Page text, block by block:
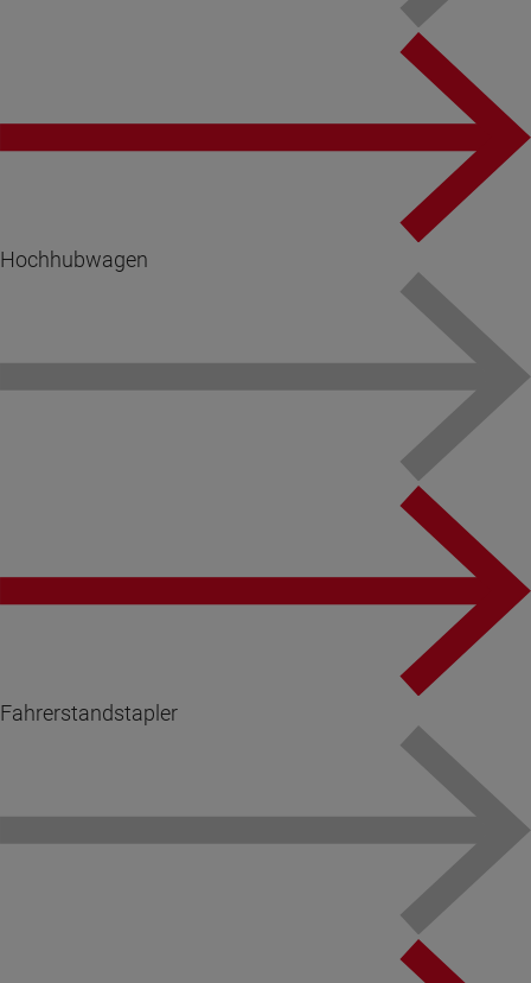
Hochhubwagen
Fahrerstandstapler